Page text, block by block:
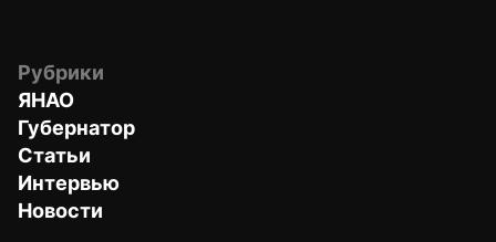
Рубрики
ЯНАО
Губернатор
Статьи
Интервью
Новости